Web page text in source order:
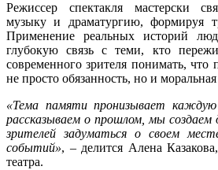
Режиссер спектакля мастерски
музыку и драматургию, формируя
Применение реальных историй
глубокую связь с теми, кто
современного зрителя понимать,
не просто обязанность, но и моральная
«Тема памяти пронизывает
рассказываем о прошлом, мы создаем
зрителей задуматься о своем
событий», – делится Алена
театра.